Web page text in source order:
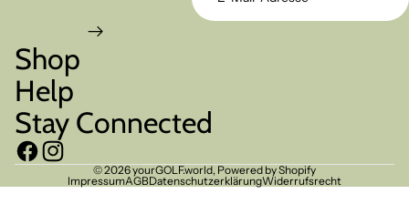
Shop
Help
Stay Connected
© 2026yourGOLF.world, Powered by Shopify
ImpressumAGBDatenschutzerklärungWiderrufsrecht